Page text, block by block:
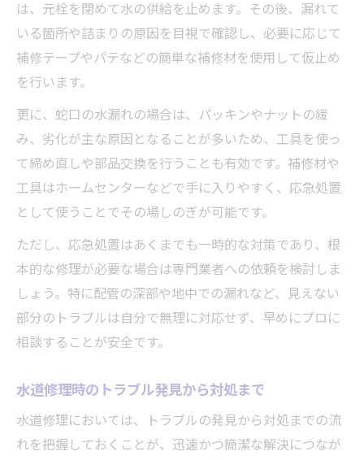
は、元栓を閉めて水の供給を止めます。その後、漏れて
いる箇所や詰まりの原因を目視で確認し、必要に応じて
補修テープやパテなどの簡単な補修材を使用して仮止め
を行います。
更に、蛇口の水漏れの場合は、パッキンやナットの緩
み、劣化が主な原因となることが多いため、工具を使っ
て締め直しや部品交換を行うことも有効です。補修材や
工具はホームセンターなどで手に入りやすく、応急処置
として使うことでその場しのぎが可能です。
ただし、応急処置はあくまでも一時的な対策であり、根
本的な修理が必要な場合は専門業者への依頼を検討しま
しょう。特に配管の深部や地中での漏れなど、見えない
部分のトラブルは自分で無理に対応せず、早めにプロに
相談することが安全です。
水道修理時のトラブル発見から対処まで
水道修理においては、トラブルの発見から対処までの流
れを把握しておくことが、迅速かつ簡潔な解決につなが